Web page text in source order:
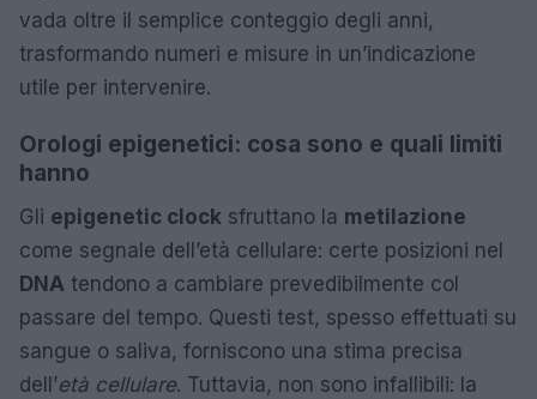
vada oltre il semplice conteggio degli anni,
trasformando numeri e misure in un’indicazione
utile per intervenire.
Orologi epigenetici: cosa sono e quali limiti
hanno
Gli epigenetic clock sfruttano la metilazione
come segnale dell’età cellulare: certe posizioni nel
DNA tendono a cambiare prevedibilmente col
passare del tempo. Questi test, spesso effettuati su
sangue o saliva, forniscono una stima precisa
dell’età cellulare. Tuttavia, non sono infallibili: la